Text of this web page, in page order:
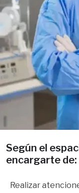
Según el
encargarte de:
Realizar